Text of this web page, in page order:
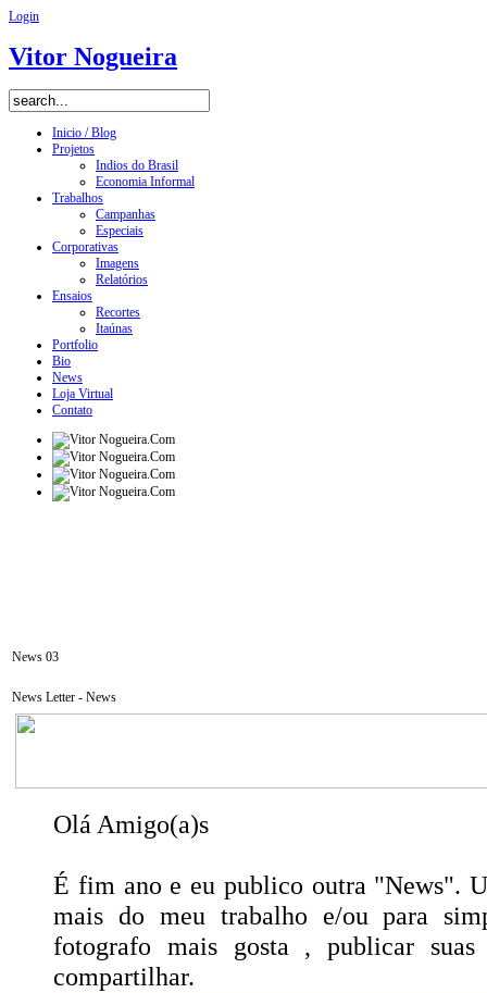
Login
Vitor Nogueira
Inicio / Blog
Projetos
Indios do Brasil
Economia Informal
Trabalhos
Campanhas
Especiais
Corporativas
Imagens
Relatórios
Ensaios
Recortes
Itaúnas
Portfolio
Bio
News
Loja Virtual
Contato
News 03
News Letter - News
Olá Amigo(a)s
É fim ano e eu publico outra "News".
mais do meu trabalho e/ou para
fotografo mais gosta , publicar
compartilhar.